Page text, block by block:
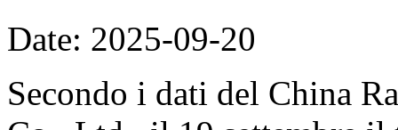
Date: 2025-09-20
Secondo i dati del China